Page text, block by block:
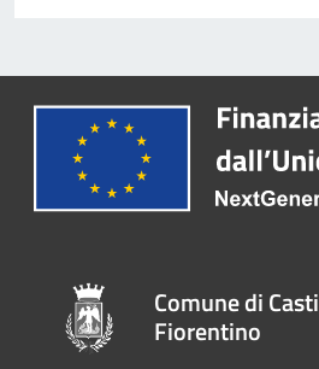
Comune di
Fiorentino